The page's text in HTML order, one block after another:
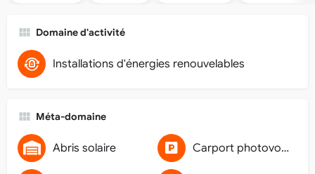
Domaine d'activité
Installations d'énergies renouvelables
Méta-domaine
Abris solaire Carport photovoltaïque